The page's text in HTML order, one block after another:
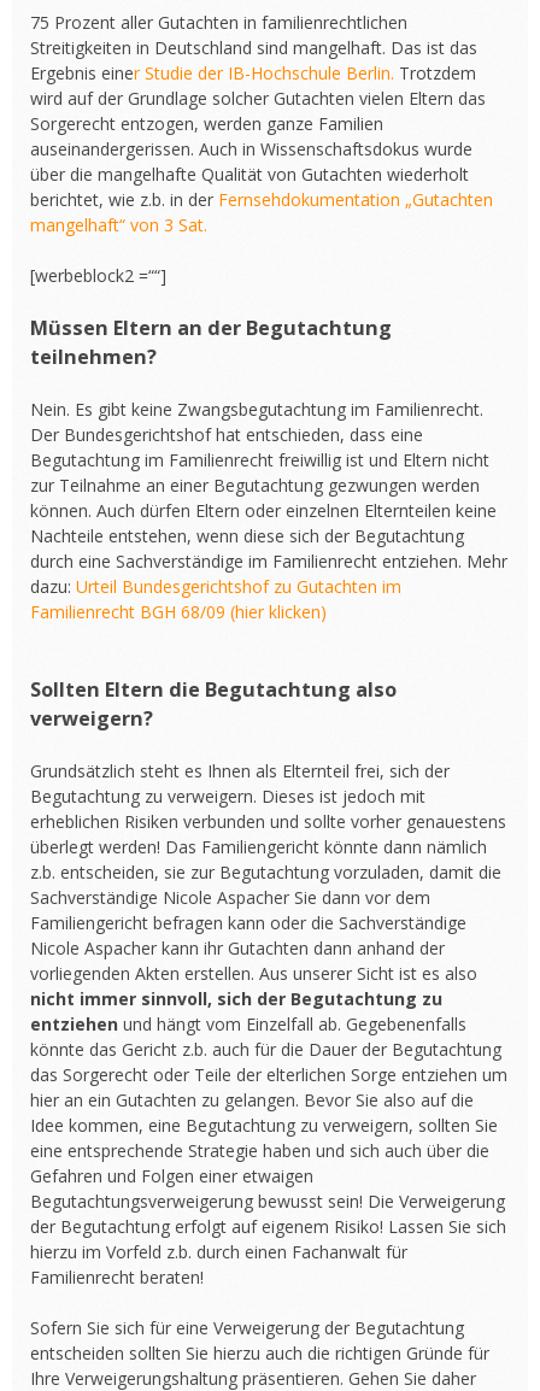
75 Prozent aller Gutachten in familienrechtlichen
Streitigkeiten in Deutschland sind mangelhaft. Das ist das
Ergebnis einer Studie der IB-Hochschule Berlin. Trotzdem
wird auf der Grundlage solcher Gutachten vielen Eltern das
Sorgerecht entzogen, werden ganze Familien
auseinandergerissen. Auch in Wissenschaftsdokus wurde
über die mangelhafte Qualität von Gutachten wiederholt
berichtet, wie z.b. in der Fernsehdokumentation „Gutachten
mangelhaft“ von 3 Sat.
[werbeblock2 =““]
Müssen Eltern an der Begutachtung
teilnehmen?
Nein. Es gibt keine Zwangsbegutachtung im Familienrecht.
Der Bundesgerichtshof hat entschieden, dass eine
Begutachtung im Familienrecht freiwillig ist und Eltern nicht
zur Teilnahme an einer Begutachtung gezwungen werden
können. Auch dürfen Eltern oder einzelnen Elternteilen keine
Nachteile entstehen, wenn diese sich der Begutachtung
durch eine Sachverständige im Familienrecht entziehen. Mehr
dazu: Urteil Bundesgerichtshof zu Gutachten im
Familienrecht BGH 68/09 (hier klicken)
Sollten Eltern die Begutachtung also
verweigern?
Grundsätzlich steht es Ihnen als Elternteil frei, sich der
Begutachtung zu verweigern. Dieses ist jedoch mit
erheblichen Risiken verbunden und sollte vorher genauestens
überlegt werden! Das Familiengericht könnte dann nämlich
z.b. entscheiden, sie zur Begutachtung vorzuladen, damit die
Sachverständige Nicole Aspacher Sie dann vor dem
Familiengericht befragen kann oder die Sachverständige
Nicole Aspacher kann ihr Gutachten dann anhand der
vorliegenden Akten erstellen. Aus unserer Sicht ist es also
nicht immer sinnvoll, sich der Begutachtung zu
entziehen und hängt vom Einzelfall ab. Gegebenenfalls
könnte das Gericht z.b. auch für die Dauer der Begutachtung
das Sorgerecht oder Teile der elterlichen Sorge entziehen um
hier an ein Gutachten zu gelangen. Bevor Sie also auf die
Idee kommen, eine Begutachtung zu verweigern, sollten Sie
eine entsprechende Strategie haben und sich auch über die
Gefahren und Folgen einer etwaigen
Begutachtungsverweigerung bewusst sein! Die Verweigerung
der Begutachtung erfolgt auf eigenem Risiko! Lassen Sie sich
hierzu im Vorfeld z.b. durch einen Fachanwalt für
Familienrecht beraten!
Sofern Sie sich für eine Verweigerung der Begutachtung
entscheiden sollten Sie hierzu auch die richtigen Gründe für
Ihre Verweigerungshaltung präsentieren. Gehen Sie daher